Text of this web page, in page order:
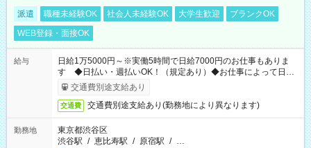
派遣 職種未経験OK 社会人未経験OK 大学生歓迎
ブランクOK
WEB登録・面接OK
給与
日給1万5000円～※実働5時間で日給7000円のお仕事もありま
す ◆日払い・週払いOK！（規定あり）◆お仕事によって日給
も異なります
交通費別途支給あり
交通費 交通費別途支給あり(勤務地により異なります)
勤務地
東京都渋谷区
渋谷駅 / 恵比寿駅 / 原宿駅 / …